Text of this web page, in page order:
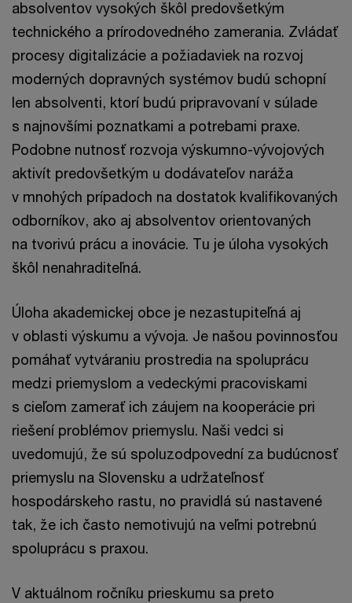
absolventov vysokých škôl predovšetkým
technického a prírodovedného zamerania. Zvládať
procesy digitalizácie a požiadaviek na rozvoj
moderných dopravných systémov budú schopní
len absolventi, ktorí budú pripravovaní v súlade
s najnovšími poznatkami a potrebami praxe.
Podobne nutnosť rozvoja výskumno-vývojových
aktivít predovšetkým u dodávateľov naráža
v mnohých prípadoch na dostatok kvalifikovaných
odborníkov, ako aj absolventov orientovaných
na tvorivú prácu a inovácie. Tu je úloha vysokých
škôl nenahraditeľná.
Úloha akademickej obce je nezastupiteľná aj
v oblasti výskumu a vývoja. Je našou povinnosťou
pomáhať vytváraniu prostredia na spoluprácu
medzi priemyslom a vedeckými pracoviskami
s cieľom zamerať ich záujem na kooperácie pri
riešení problémov priemyslu. Naši vedci si
uvedomujú, že sú spoluzodpovední za budúcnosť
priemyslu na Slovensku a udržateľnosť
hospodárskeho rastu, no pravidlá sú nastavené
tak, že ich často nemotivujú na veľmi potrebnú
spoluprácu s praxou.
V aktuálnom ročníku prieskumu sa preto